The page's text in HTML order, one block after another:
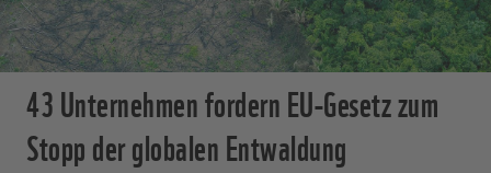
43 Unternehmen fordern EU-Gesetz zum
Stopp der globalen Entwaldung